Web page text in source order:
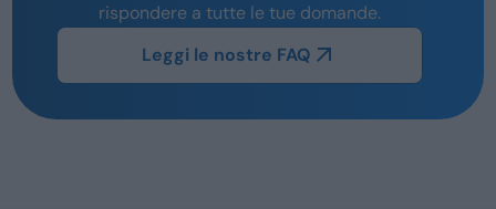
rispondere a tutte le tue domande.
Leggi le nostre FAQ